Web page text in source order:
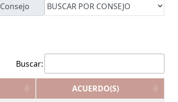
Consejo
Buscar:
ACUERDO(S)